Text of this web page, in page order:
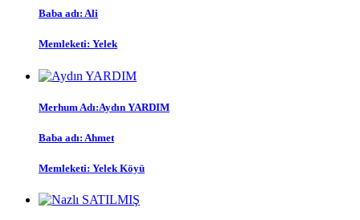
Baba adı: Ali
Memleketi: Yelek
Merhum Adı:Aydın YARDIM
Baba adı: Ahmet
Memleketi: Yelek Köyü